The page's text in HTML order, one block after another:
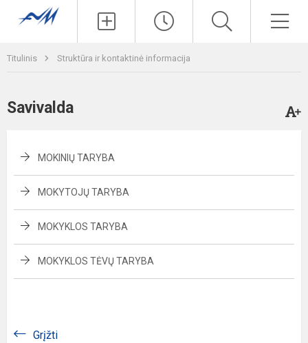
Titulinis Struktūra ir kontaktinė informacija
Savivalda
MOKINIŲ TARYBA
MOKYTOJŲ TARYBA
MOKYKLOS TARYBA
MOKYKLOS TĖVŲ TARYBA
Grįžti